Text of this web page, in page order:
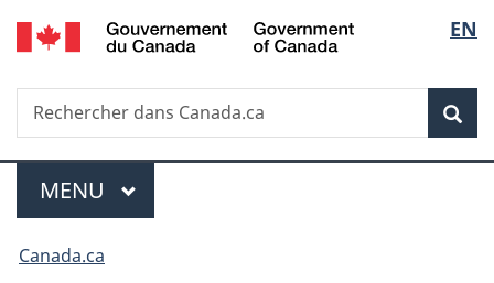
Passer
au
principal
Passer
à
Au
du
Passer
à
version
simplifiée
de
la
EN
Recherche
Rechercher
dans
Menu
MENU PRINCIPAL
Vous
Canada.ca